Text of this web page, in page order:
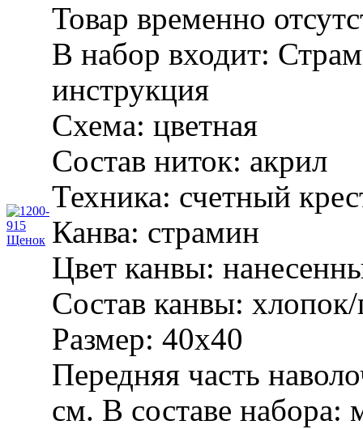
Товар временно
В набор входит:
инструкция
Схема: цветная
Состав ниток: акрил
Техника: счетный
Канва: страмин
Цвет канвы:
Состав канвы:
Размер: 40х40
Передняя часть
см. В составе набора: